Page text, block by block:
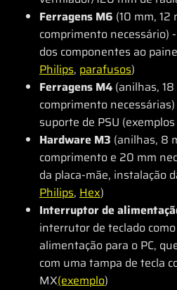
Ferragens M6 (10 mm, 12
comprimento necessário)
dos componentes ao
Philips, parafusos)
Ferragens M4 (anilhas,
comprimento
suporte de PSU
Hardware M3 (anilhas, 8
comprimento e 20 mm
da placa-mãe, instalação
Philips, Hex)
Interruptor de
interrutor de teclado
alimentação para o PC,
com uma tampa de tecla
MX(exemplo)